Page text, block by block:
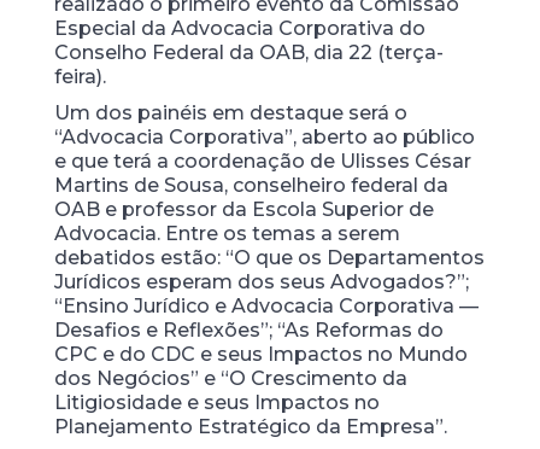
Especial da Advocacia Corporativa do
Conselho Federal da OAB, dia 22 (terça-
feira).
Um dos painéis em destaque será o
“Advocacia Corporativa”, aberto ao público
e que terá a coordenação de Ulisses César
Martins de Sousa, conselheiro federal da
OAB e professor da Escola Superior de
Advocacia. Entre os temas a serem
debatidos estão: “O que os Departamentos
Jurídicos esperam dos seus Advogados?”;
“Ensino Jurídico e Advocacia Corporativa —
Desafios e Reflexões”; “As Reformas do
CPC e do CDC e seus Impactos no Mundo
dos Negócios” e “O Crescimento da
Litigiosidade e seus Impactos no
Planejamento Estratégico da Empresa”.